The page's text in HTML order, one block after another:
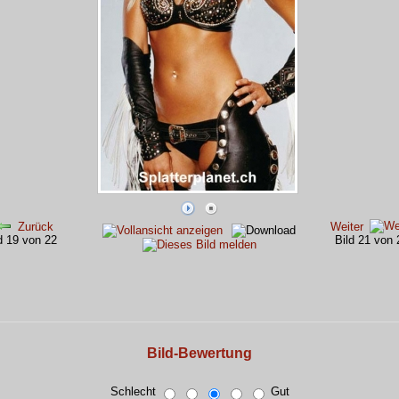
Zurück
19 von 22
Weiter
Bild 21
Bild-Bewertung
Schlecht Gut